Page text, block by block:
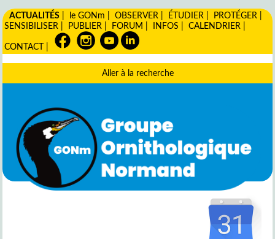
ACTUALITÉS le GONm |OBSERVER ÉTUDIER PROTÉGER
SENSIBILISER
PUBLIER FORUM INFOS |CALENDRIER
CONTACT
Aller à la recherche